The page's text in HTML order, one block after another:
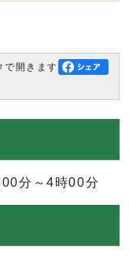
で開きます
分～4時00分